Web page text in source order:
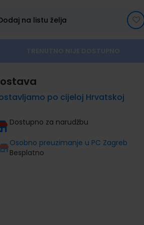
na listu želja
po cijeloj Hrvatskoj
Dostupno za narudžbu
Osobno preuzimanje u PC Zagreb
Besplatno